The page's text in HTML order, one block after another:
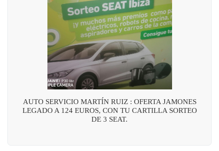
AUTO SERVICIO MARTÍN RUIZ : OFERTA JAMONES
LEGADO A 124 EUROS, CON TU CARTILLA SORTEO
DE 3 SEAT.